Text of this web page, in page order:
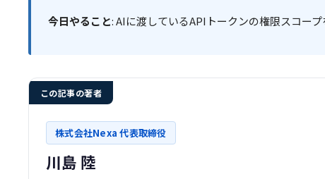
今日やること: AIに渡しているAPIトークンの権限スコー
この記事の著者
株式会社Nexa 代表取締役
川島 陸